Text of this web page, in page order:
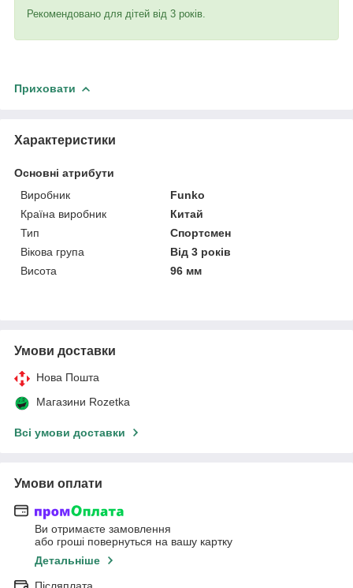
Рекомендовано для дітей від 3 років.
Приховати
Характеристики
Основні атрибути
Виробник
Funko
Країна виробник
Китай
Тип
Спортсмен
Вікова група
Від 3 років
Висота
96 мм
Умови доставки
Нова Пошта
Магазини Rozetka
Всі умови доставки
Умови оплати
Ви отримаєте замовлення
або гроші повернуться на вашу картку
Детальніше